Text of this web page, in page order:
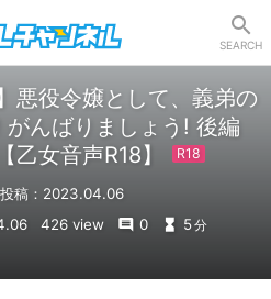
SEARCH
悪役令嬢として、義弟の
がんばりましょう! 後編
乙女音声R18】
投稿：2023.04.06
426 view 0 5分